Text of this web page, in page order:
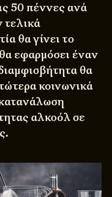
50 πέννες ανά
θα γίνει το
εφαρμόσει έναν
θα
κοινωνικά
αλκοόλ σε